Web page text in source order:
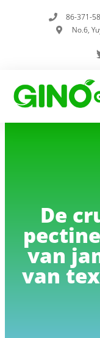
86-371-
No.6,
De
van
van